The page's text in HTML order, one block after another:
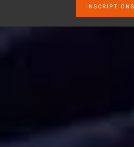
INSCRIPTIONS